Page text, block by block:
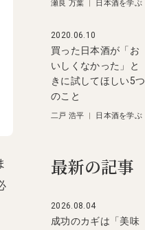
瀬良 万葉 | 日本酒を学ぶ
2020.06.10
買った日本酒が「お
いしくなかった」と
きに試してほしい5つ
のこと
二戸 浩平 | 日本酒を学ぶ
最新の記事
2026.08.04
成功のカギは「美味